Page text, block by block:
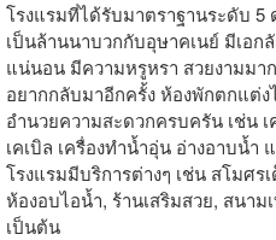
โรงแรมที่ได้รับมาตราฐานระดับ
เป็นล้านนาบวกกับอุษาคเนย์ มีเอ
แน่นอน มีความหรูหรา สวยงามมา
อยากกลับมาอีกครั้ง ห้องพักตกแต่ง
อำนวยความสะดวกครบครัน เช่น
เคเบิล เครื่องทำน้ำอุ่น อ่างอาบน้ำ
โรงแรมมีบริการต่างๆ เช่น สโมศร
ห้องอบไอน้ำ, ร้านเสริมสวย, สนาม
เป็นต้น